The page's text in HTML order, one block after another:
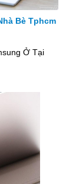
Bè Tphcm
Ở Tại